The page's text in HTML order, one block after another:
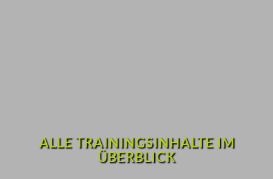
ALLE TRAININGSINHALTE IM
ÜBERBLICK